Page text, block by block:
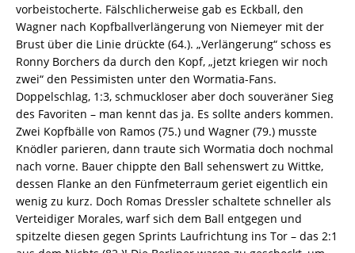
vorbeistocherte. Fälschlicherweise gab es Eckball, den
Wagner nach Kopfballverlängerung von Niemeyer mit der
Brust über die Linie drückte (64.). „Verlängerung“ schoss es
Ronny Borchers da durch den Kopf, „jetzt kriegen wir noch
zwei“ den Pessimisten unter den Wormatia-Fans.
Doppelschlag, 1:3, schmuckloser aber doch souveräner Sieg
des Favoriten – man kennt das ja. Es sollte anders kommen.
Zwei Kopfbälle von Ramos (75.) und Wagner (79.) musste
Knödler parieren, dann traute sich Wormatia doch nochmal
nach vorne. Bauer chippte den Ball sehenswert zu Wittke,
dessen Flanke an den Fünfmeterraum geriet eigentlich ein
wenig zu kurz. Doch Romas Dressler schaltete schneller als
Verteidiger Morales, warf sich dem Ball entgegen und
spitzelte diesen gegen Sprints Laufrichtung ins Tor – das 2:1